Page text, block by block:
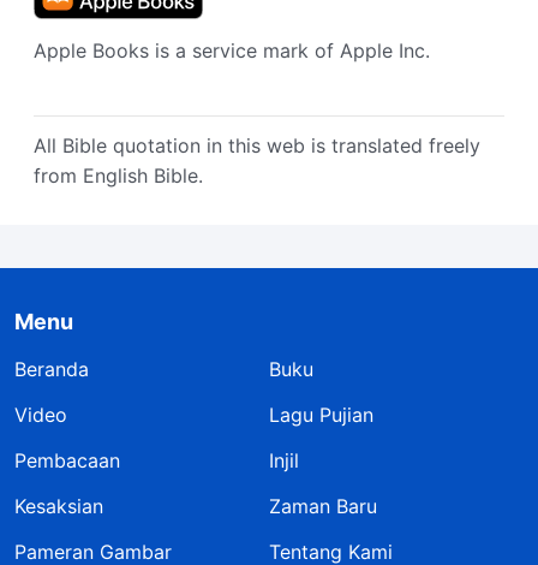
Apple Books is a service mark of Apple Inc.
All Bible quotation in this web is translated freely
from English Bible.
Menu
Beranda
Buku
Video
Lagu Pujian
Pembacaan
Injil
Kesaksian
Zaman Baru
Pameran Gambar
Tentang Kami